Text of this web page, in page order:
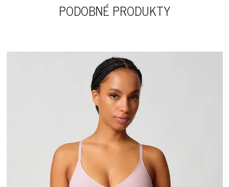
PODOBNÉ PRODUKTY